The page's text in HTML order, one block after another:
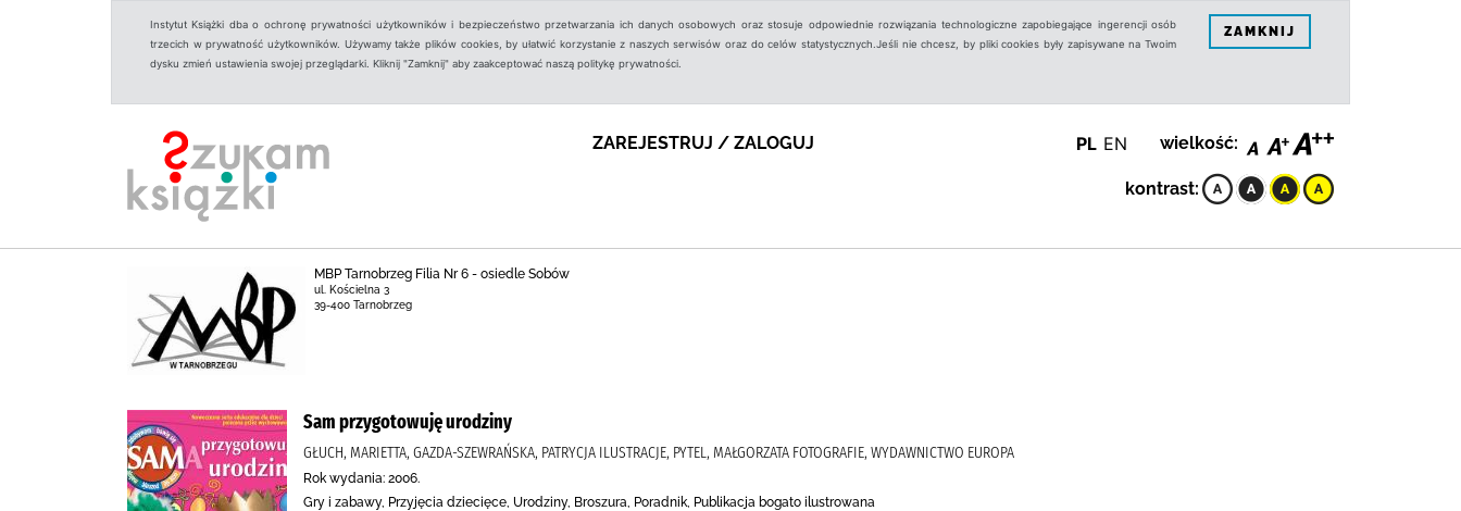
Instytut Książki dba o ochronę prywatności użytkowników i bezpieczeństwo przetwarzania ich danych osobowych oraz stosuje odpowiednie rozwiązania technologiczne zapobiegające ingerencji osób
trzecich w prywatność użytkowników. Używamy także plików cookies, by ułatwić korzystanie z naszych serwisów oraz do celów statystycznych.Jeśli nie chcesz, by pliki cookies były zapisywane na Twoim
dysku zmień ustawienia swojej przeglądarki. Kliknij "Zamknij" aby zaakceptować naszą politykę prywatności.
ZAMKNIJ
ZAREJESTRUJ / ZALOGUJ PL EN wielkość:
kontrast:
MBP Tarnobrzeg Filia Nr 6 - osiedle Sobów
ul. Kościelna 3
39-400 Tarnobrzeg
Sam przygotowuję urodziny
GŁUCH, MARIETTA, GAZDA-SZEWRAŃSKA, PATRYCJA ILUSTRACJE, PYTEL, MAŁGORZATA FOTOGRAFIE, WYDAWNICTWO EUROPA
Rok wydania: 2006.
Gry i zabawy, Przyjęcia dziecięce, Urodziny, Broszura, Poradnik, Publikacja bogato ilustrowana